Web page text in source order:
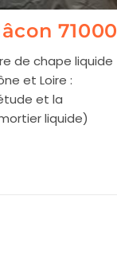
71000
de chape liquide
et Loire :
et la
liquide)